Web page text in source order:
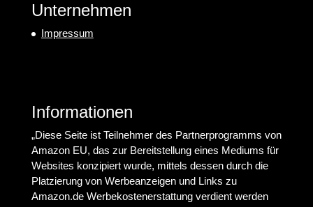
Unternehmen
Impressum
Informationen
„Diese Seite ist Teilnehmer des Partnerprogramms von
Amazon EU, das zur Bereitstellung eines Mediums für
Websites konzipiert wurde, mittels dessen durch die
Platzierung von Werbeanzeigen und Links zu
Amazon.de Werbekostenerstattung verdient werden